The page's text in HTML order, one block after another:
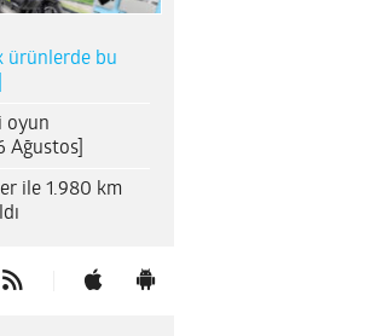
ürünlerde bu
oyun
Ağustos]
ile 1.980 km